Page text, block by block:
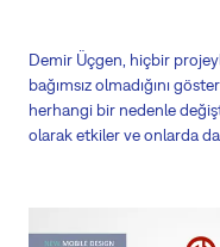
Demir Üçgen, hiçbir
bağımsız olmadığını
herhangi bir nedenle
olarak etkiler ve onlarda